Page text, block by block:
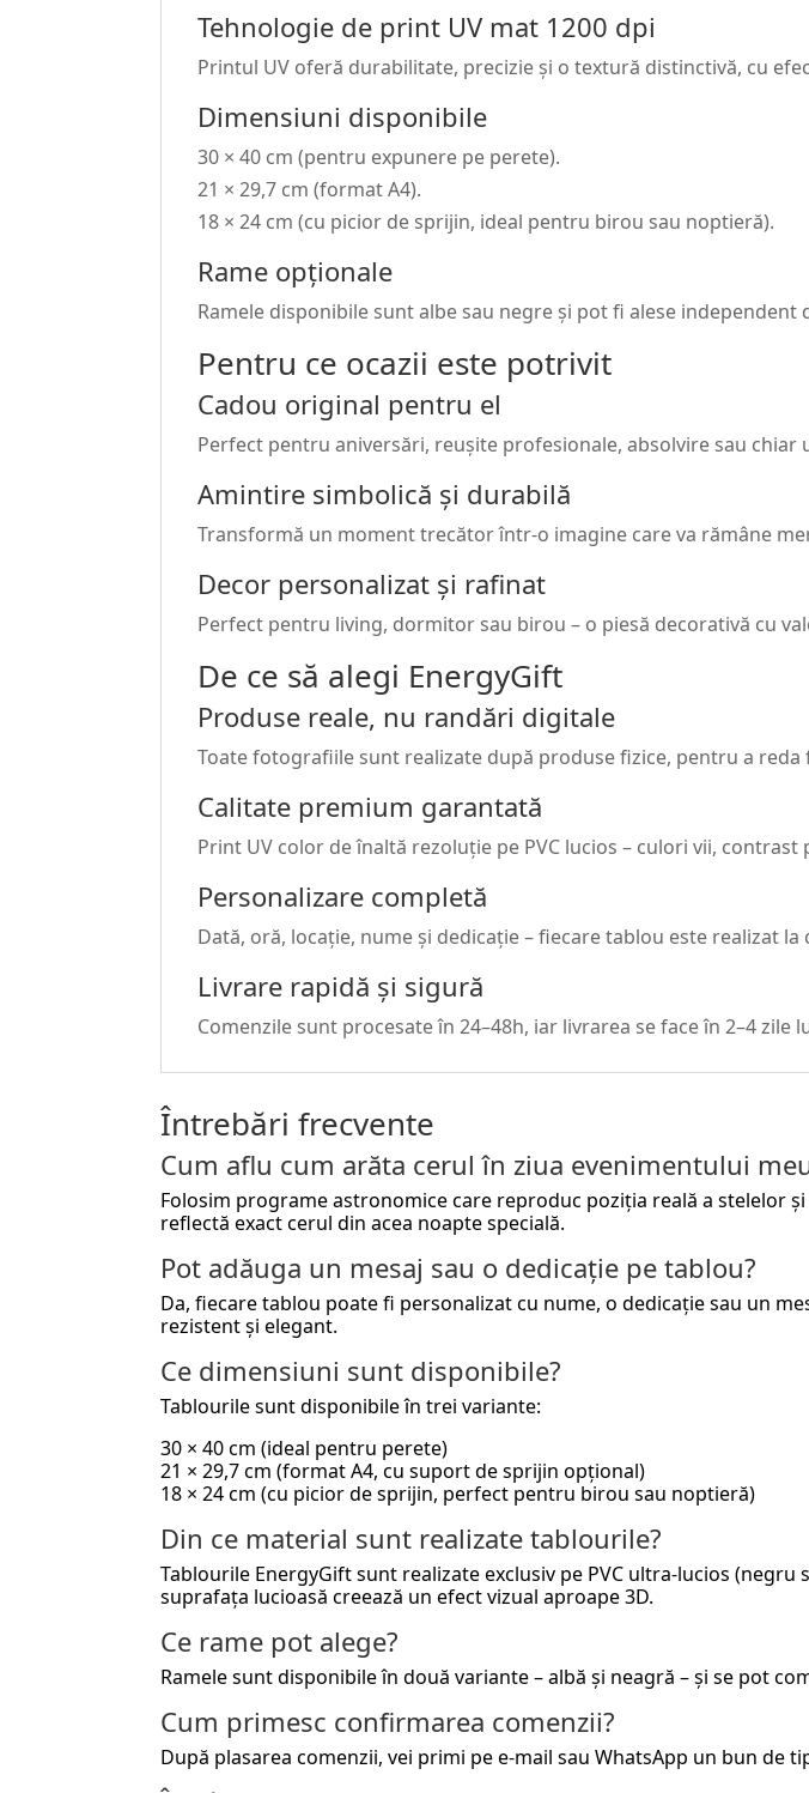
Tehnologie de print UV mat 1200 dpi
Printul UV oferă durabilitate, precizie și o textură distinctivă, cu
Dimensiuni disponibile
30 × 40 cm (pentru expunere pe perete).
21 × 29,7 cm (format A4).
18 × 24 cm (cu picior de sprijin, ideal pentru birou sau noptieră).
Rame opționale
Ramele disponibile sunt albe sau negre și pot fi alese
Pentru ce ocazii este potrivit
Cadou original pentru el
Perfect pentru aniversări, reușite profesionale, absolvire sau chiar
Amintire simbolică și durabilă
Transformă un moment trecător într-o imagine care va rămâne
Decor personalizat și rafinat
Perfect pentru living, dormitor sau birou – o piesă decorativă cu
De ce să alegi EnergyGift
Produse reale, nu randări digitale
Toate fotografiile sunt realizate după produse fizice, pentru a
Calitate premium garantată
Print UV color de înaltă rezoluție pe PVC lucios – culori vii,
Personalizare completă
Dată, oră, locație, nume și dedicație – fiecare tablou este realizat
Livrare rapidă și sigură
Comenzile sunt procesate în 24–48h, iar livrarea se face în 2–4 zile
Întrebări frecvente
Cum aflu cum arăta cerul în ziua evenimentului
Folosim programe astronomice care reproduc poziția reală a stelelor
reflectă exact cerul din acea noapte specială.
Pot adăuga un mesaj sau o dedicație pe tablou?
Da, fiecare tablou poate fi personalizat cu nume, o dedicație sau un
rezistent și elegant.
Ce dimensiuni sunt disponibile?
Tablourile sunt disponibile în trei variante:
30 × 40 cm (ideal pentru perete)
21 × 29,7 cm (format A4, cu suport de sprijin opțional)
18 × 24 cm (cu picior de sprijin, perfect pentru birou sau noptieră)
Din ce material sunt realizate tablourile?
Tablourile EnergyGift sunt realizate exclusiv pe PVC ultra-lucios
suprafața lucioasă creează un efect vizual aproape 3D.
Ce rame pot alege?
Ramele sunt disponibile în două variante – albă și neagră – și se pot
Cum primesc confirmarea comenzii?
După plasarea comenzii, vei primi pe e-mail sau WhatsApp un bun